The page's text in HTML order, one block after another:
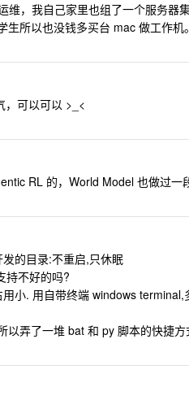
维，我自己家里也组了一个服务器
生所以也没钱多买台 mac 做工作
，可以可以 >_<
RL 的，World Model 也做过
的目录:不重启,只休眠
持不好的吗?
小. 用自带终端 windows
以弄了一堆 bat 和 py 脚本的快捷